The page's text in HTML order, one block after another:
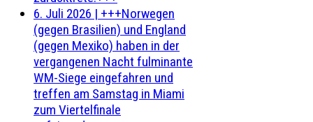
6. Juli 2026 | +++Norwegen
(gegen Brasilien) und England
(gegen Mexiko) haben in der
vergangenen Nacht fulminante
WM-Siege eingefahren und
treffen am Samstag in Miami
zum Viertelfinale